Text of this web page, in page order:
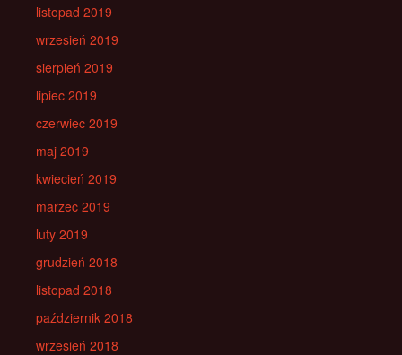
listopad 2019
wrzesień 2019
sierpień 2019
lipiec 2019
czerwiec 2019
maj 2019
kwiecień 2019
marzec 2019
luty 2019
grudzień 2018
listopad 2018
październik 2018
wrzesień 2018